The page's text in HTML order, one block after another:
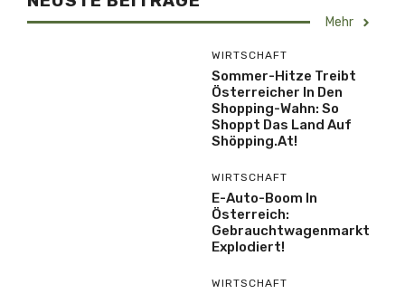
Mehr
WIRTSCHAFT
Sommer-Hitze Treibt
Österreicher In Den
Shopping-Wahn: So
Shoppt Das Land Auf
Shöpping.at!
WIRTSCHAFT
E-Auto-Boom In
Österreich:
Gebrauchtwagenmarkt
Explodiert!
WIRTSCHAFT